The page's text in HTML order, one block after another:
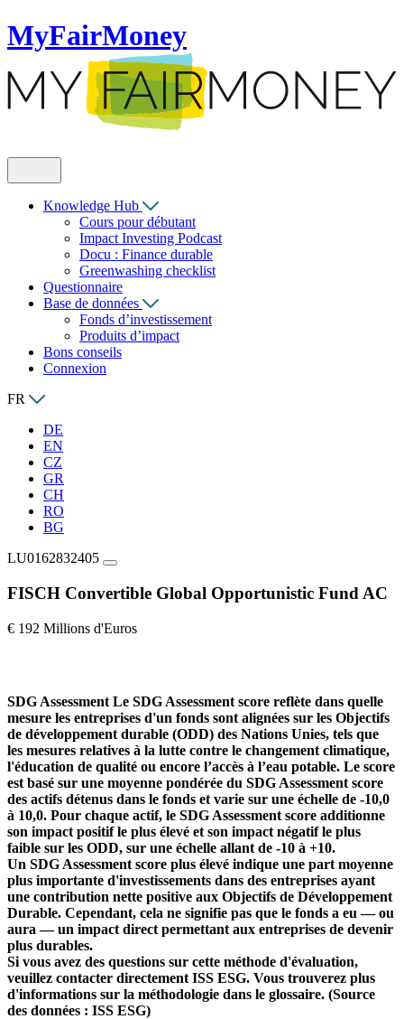
MyFairMoney
Knowledge Hub
Cours pour débutant
Impact Investing Podcast
Docu : Finance durable
Greenwashing checklist
Questionnaire
Base de données
Fonds d’investissement
Produits d’impact
Bons conseils
Connexion
FR
DE
EN
CZ
GR
CH
RO
BG
LU0162832405
FISCH Convertible Global Opportunistic Fund AC
€ 192 Millions d'Euros
SDG Assessment Le SDG Assessment score reflète dans quelle
mesure les entreprises d'un fonds sont alignées sur les Objectifs
de développement durable (ODD) des Nations Unies, tels que
les mesures relatives à la lutte contre le changement climatique,
l'éducation de qualité ou encore l’accès à l’eau potable. Le score
est basé sur une moyenne pondérée du SDG Assessment score
des actifs détenus dans le fonds et varie sur une échelle de -10,0
à 10,0. Pour chaque actif, le SDG Assessment score additionne
son impact positif le plus élevé et son impact négatif le plus
faible sur les ODD, sur une échelle allant de -10 à +10.
Un SDG Assessment score plus élevé indique une part moyenne
plus importante d'investissements dans des entreprises ayant
une contribution nette positive aux Objectifs de Développement
Durable. Cependant, cela ne signifie pas que le fonds a eu — ou
aura — un impact direct permettant aux entreprises de devenir
plus durables.
Si vous avez des questions sur cette méthode d'évaluation,
veuillez contacter directement ISS ESG. Vous trouverez plus
d'informations sur la méthodologie dans le glossaire. (Source
des données : ISS ESG)